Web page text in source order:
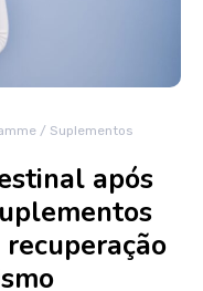
/ Suplementos
após